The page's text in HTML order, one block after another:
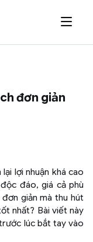

đơn giản
lợi nhuận khá cao
đáo, giá cả phù
đơn giản mà thu hút
nhất? Bài viết này
lúc bắt tay vào